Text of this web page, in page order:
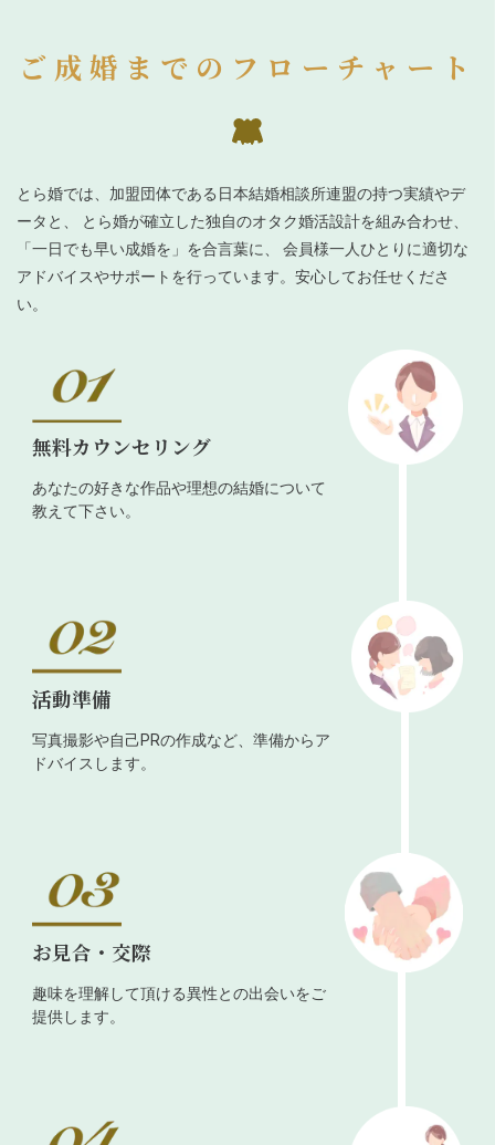
ご成婚までのフローチャート
とら婚では、加盟団体である日本結婚相談所連盟の持つ実績やデ
ータと、 とら婚が確立した独自のオタク婚活設計を組み合わせ、
「一日でも早い成婚を」を合言葉に、 会員様一人ひとりに適切な
アドバイスやサポートを行っています。安心してお任せくださ
い。
無料カウンセリング
あなたの好きな作品や理想の結婚について
教えて下さい。
活動準備
写真撮影や自己PRの作成など、準備からア
ドバイスします。
お見合・交際
趣味を理解して頂ける異性との出会いをご
提供します。